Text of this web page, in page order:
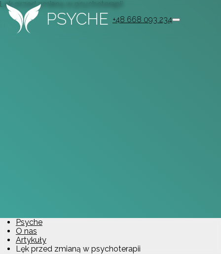
PSYCHE +48 668 093 234
Lęk przed zmianą w psychoterapii
Psyche
O nas
Artykuły
Lęk przed zmianą w psychoterapii